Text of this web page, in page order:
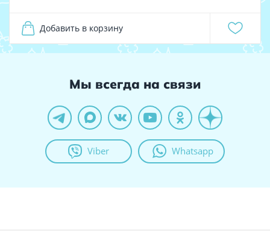
Добавить в корзину
Мы всегда на связи
Viber Whatsapp